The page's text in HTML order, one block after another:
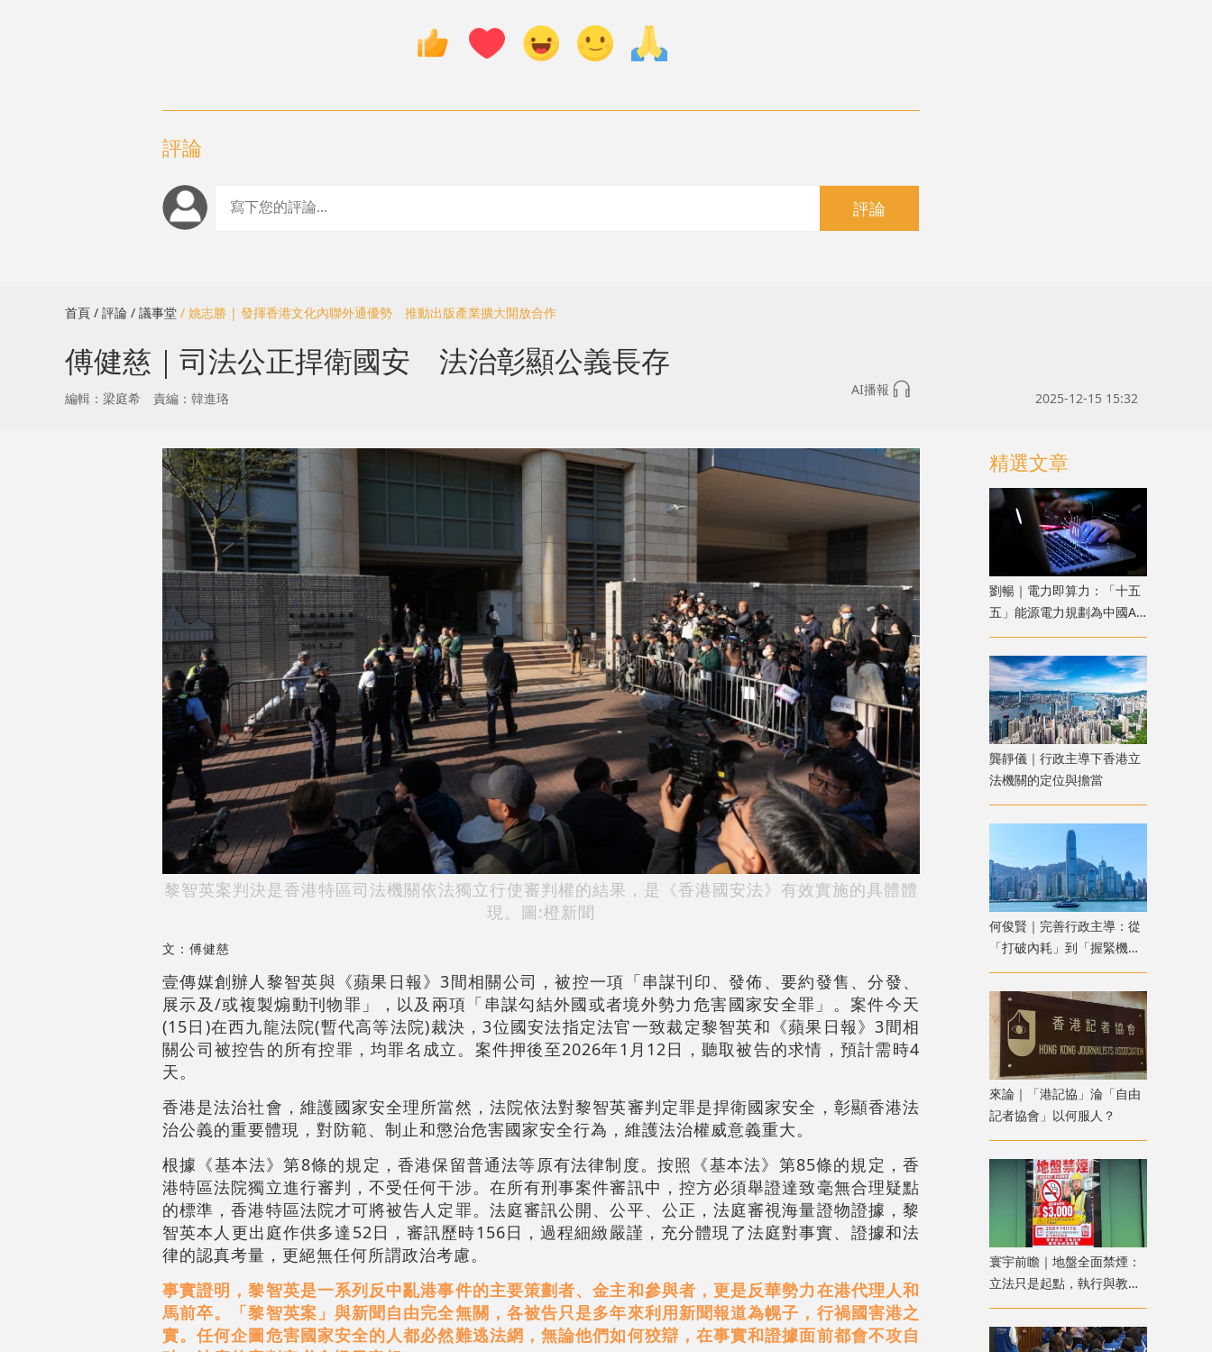
評論
評論
首頁 / 評論 / 議事堂 / 姚志勝 | 發揮香港文化內聯外通優勢 推動出版產業擴大開放合作
傅健慈｜司法公正捍衛國安 法治彰顯公義長存
AI播報
編輯：梁庭希 責編：韓進珞 2025-12-15 15:32
黎智英案判決是香港特區司法機關依法獨立行使審判權的結果，是《香港國安法》有效實施的具體體
現。 圖:橙新聞
文：傅健慈
壹傳媒創辦人黎智英與《蘋果日報》3間相關公司，被控一項「串謀刊印、發佈、要約發售、分發、
展示及/或複製煽動刊物罪」，以及兩項「串謀勾結外國或者境外勢力危害國家安全罪」。案件今天
(15日)在西九龍法院(暫代高等法院)裁決，3位國安法指定法官一致裁定黎智英和《蘋果日報》3間相
關公司被控告的所有控罪，均罪名成立。案件押後至2026年1月12日，聽取被告的求情，預計需時4
天。
香港是法治社會，維護國家安全理所當然，法院依法對黎智英審判定罪是捍衛國家安全，彰顯香港法
治公義的重要體現，對防範、制止和懲治危害國家安全行為，維護法治權威意義重大。
根據《基本法》第8條的規定，香港保留普通法等原有法律制度。按照《基本法》第85條的規定，香
港特區法院獨立進行審判，不受任何干涉。在所有刑事案件審訊中，控方必須舉證達致毫無合理疑點
的標準，香港特區法院才可將被告人定罪。法庭審訊公開、公平、公正，法庭審視海量證物證據，黎
智英本人更出庭作供多達52日，審訊歷時156日，過程細緻嚴謹，充分體現了法庭對事實、證據和法
律的認真考量，更絕無任何所謂政治考慮。
事實證明，黎智英是一系列反中亂港事件的主要策劃者、金主和參與者，更是反華勢力在港代理人和
馬前卒。「黎智英案」與新聞自由完全無關，各被告只是多年來利用新聞報道為幌子，行禍國害港之
實。任何企圖危害國家安全的人都必然難逃法網，無論他們如何狡辯，在事實和證據面前都會不攻自
精選文章
劉暢｜電力即算力：「十五
五」能源電力規劃為中國AI
競爭築起成本防線
龔靜儀｜行政主導下香港立
法機關的定位與擔當
何俊賢｜完善行政主導：從
「打破內耗」到「握緊機
遇」
來論｜「港記協」淪「自由
記者協會」以何服人？
寰宇前瞻｜地盤全面禁煙：
立法只是起點，執行與教育
才是關鍵